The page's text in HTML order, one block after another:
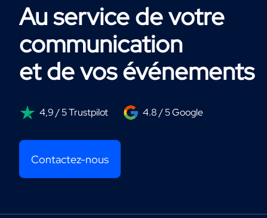
Au service de votre
communication
et de vos événements
4,9 / 5 Trustpilot 4.8 / 5 Google
Contactez-nous